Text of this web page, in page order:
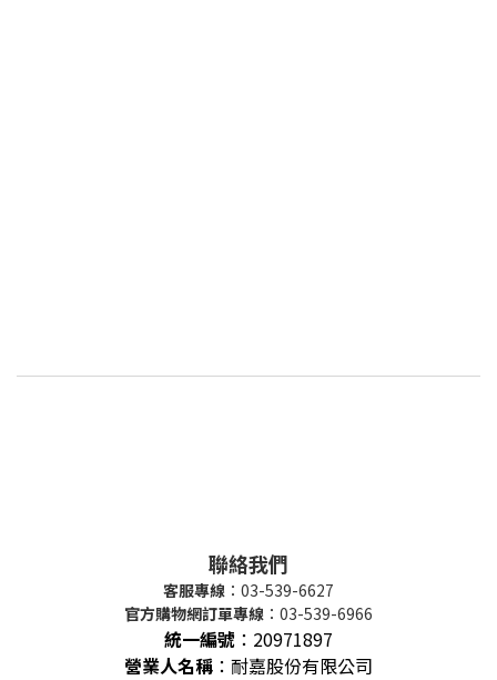
聯絡我們
客服專線 ：03-539-6627
官方購物網訂單專線 ：03-539-6966
統一編號 ： 20971897
營業人名稱 ：耐嘉股份有限公司